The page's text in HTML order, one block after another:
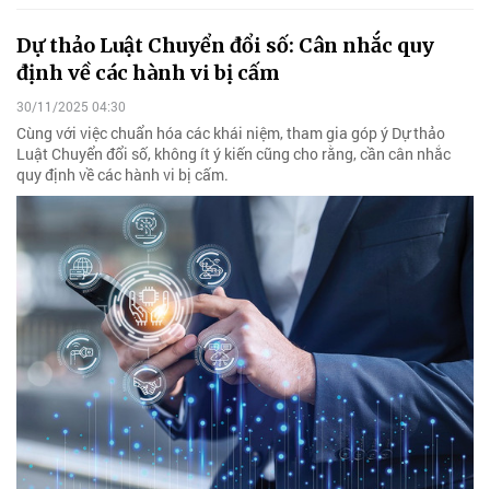
Dự thảo Luật Chuyển đổi số: Cân nhắc quy
định về các hành vi bị cấm
30/11/2025 04:30
Cùng với việc chuẩn hóa các khái niệm, tham gia góp ý Dự thảo
Luật Chuyển đổi số, không ít ý kiến cũng cho rằng, cần cân nhắc
quy định về các hành vi bị cấm.